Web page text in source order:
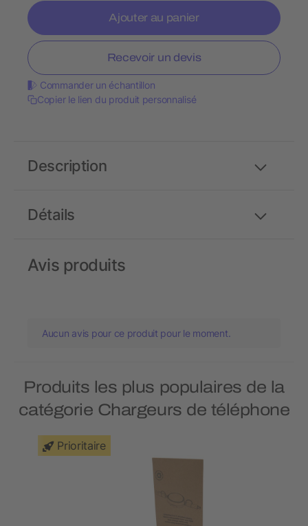
Ajouter au panier
Recevoir un devis
Commander un échantillon
Copier le lien du produit personnalisé
Détails
Description
Avis produits
Aucun avis pour ce produit pour le moment.
Produits les plus populaires de la
catégorie Chargeurs de téléphone
Prioritaire